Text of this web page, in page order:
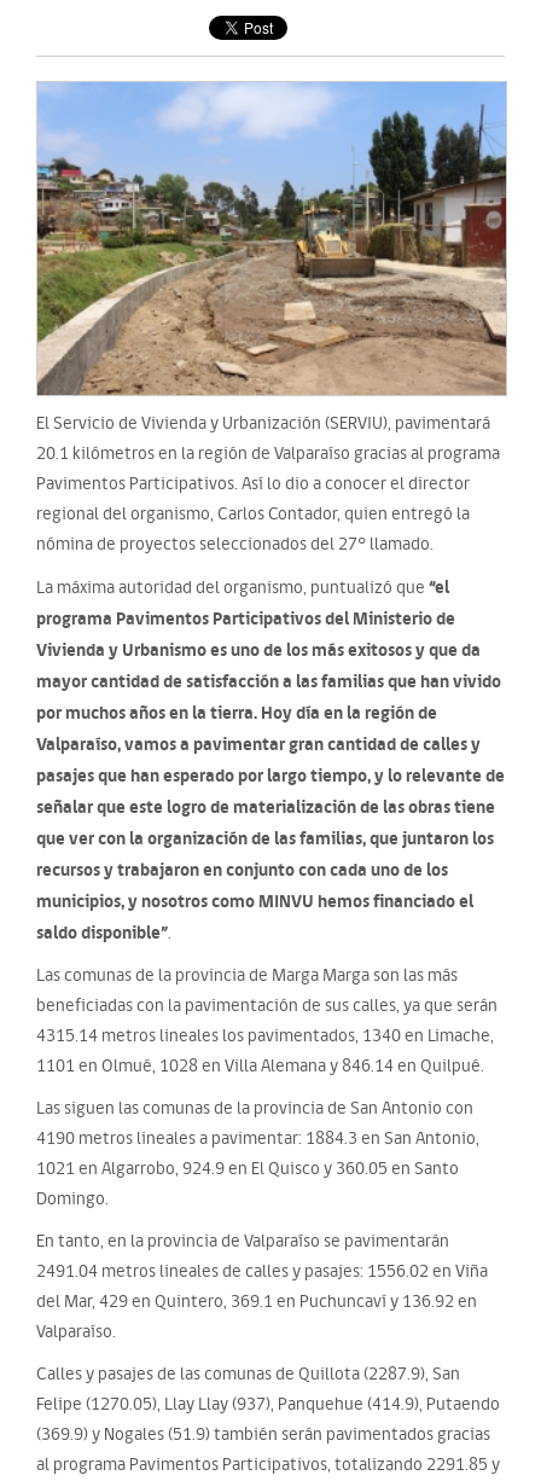
El Servicio de Vivienda y Urbanización (SERVIU), pavimentará
20.1 kilómetros en la región de Valparaíso gracias al programa
Pavimentos Participativos. Así lo dio a conocer el director
regional del organismo, Carlos Contador, quien entregó la
nómina de proyectos seleccionados del 27° llamado.
La máxima autoridad del organismo, puntualizó que “el
programa Pavimentos Participativos del Ministerio de
Vivienda y Urbanismo es uno de los más exitosos y que da
mayor cantidad de satisfacción a las familias que han vivido
por muchos años en la tierra. Hoy día en la región de
Valparaíso, vamos a pavimentar gran cantidad de calles y
pasajes que han esperado por largo tiempo, y lo relevante de
señalar que este logro de materialización de las obras tiene
que ver con la organización de las familias, que juntaron los
recursos y trabajaron en conjunto con cada uno de los
municipios, y nosotros como MINVU hemos financiado el
saldo disponible”.
Las comunas de la provincia de Marga Marga son las más
beneficiadas con la pavimentación de sus calles, ya que serán
4315.14 metros lineales los pavimentados, 1340 en Limache,
1101 en Olmué, 1028 en Villa Alemana y 846.14 en Quilpué.
Las siguen las comunas de la provincia de San Antonio con
4190 metros lineales a pavimentar: 1884.3 en San Antonio,
1021 en Algarrobo, 924.9 en El Quisco y 360.05 en Santo
Domingo.
En tanto, en la provincia de Valparaíso se pavimentarán
2491.04 metros lineales de calles y pasajes: 1556.02 en Viña
del Mar, 429 en Quintero, 369.1 en Puchuncaví y 136.92 en
Valparaíso.
Calles y pasajes de las comunas de Quillota (2287.9), San
Felipe (1270.05), Llay Llay (937), Panquehue (414.9), Putaendo
(369.9) y Nogales (51.9) también serán pavimentados gracias
al programa Pavimentos Participativos, totalizando 2291.85 y